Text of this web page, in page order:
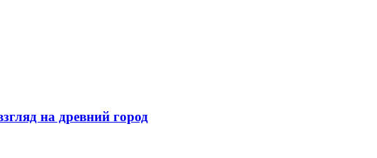
на древний город